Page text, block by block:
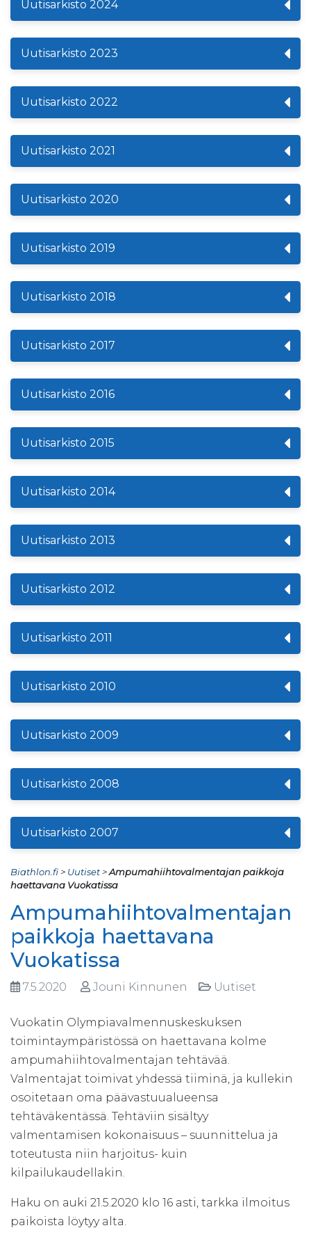
Uutisarkisto 2024
Uutisarkisto 2023
Uutisarkisto 2022
Uutisarkisto 2021
Uutisarkisto 2020
Uutisarkisto 2019
Uutisarkisto 2018
Uutisarkisto 2017
Uutisarkisto 2016
Uutisarkisto 2015
Uutisarkisto 2014
Uutisarkisto 2013
Uutisarkisto 2012
Uutisarkisto 2011
Uutisarkisto 2010
Uutisarkisto 2009
Uutisarkisto 2008
Uutisarkisto 2007
Biathlon.fi> Uutiset>Ampumahiihtovalmentajan paikkoja
haettavana Vuokatissa
Ampumahiihtovalmentajan
paikkoja haettavana
Vuokatissa
7.5.2020 Jouni Kinnunen Uutiset
Vuokatin Olympiavalmennuskeskuksen
toimintaympäristössä on haettavana kolme
ampumahiihtovalmentajan tehtävää.
Valmentajat toimivat yhdessä tiiminä, ja kullekin
osoitetaan oma päävastuualueensa
tehtäväkentässä. Tehtäviin sisältyy
valmentamisen kokonaisuus – suunnittelua ja
toteutusta niin harjoitus- kuin
kilpailukaudellakin.
Haku on auki 21.5.2020 klo 16 asti, tarkka ilmoitus
paikoista löytyy alta.